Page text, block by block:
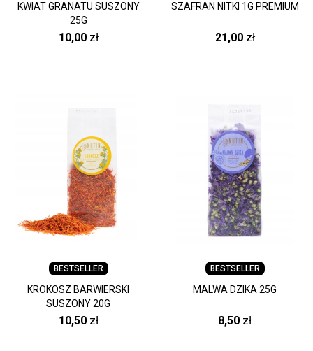
KWIAT GRANATU SUSZONY
25G
10,00 zł
SZAFRAN NITKI 1G PREMIUM
21,00 zł
BESTSELLER
KROKOSZ BARWIERSKI
SUSZONY 20G
10,50 zł
BESTSELLER
MALWA DZIKA 25G
8,50 zł